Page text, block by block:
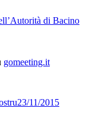
di Bacino
gomeeting.it
23/11/2015